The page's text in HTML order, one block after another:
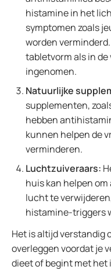
histamine in het
symptomen zoals
worden
tabletvorm als in
ingenomen.
Natuurlijke
supplementen,
hebben
kunnen helpen de
verminderen.
Luchtzuiveraars:
huis kan helpen
lucht te
histamine-triggers
Het is altijd verstandig
overleggen voordat je
dieet of begint met